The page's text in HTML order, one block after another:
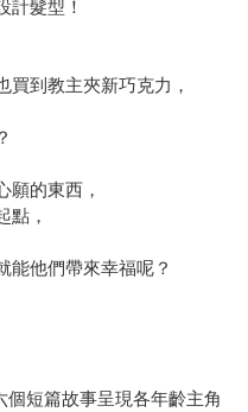
計髮型！
買到教主夾新巧克力，
願的東西，
點，
能他們帶來幸福呢？
短篇故事呈現各年齡主角